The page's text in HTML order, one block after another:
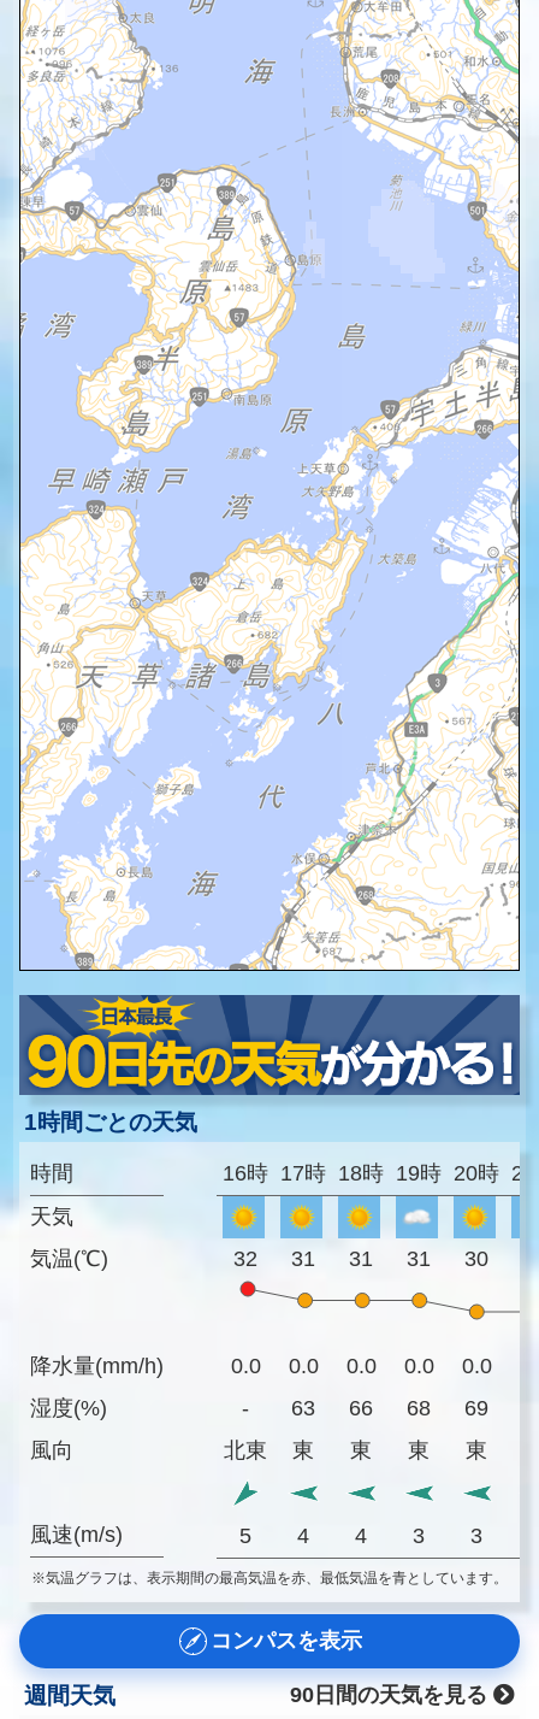
1時間ごとの天気
時間
天気
気温(℃)
降水量(mm/h)
湿度(%)
風向
風速(m/s)
16時 17時 18時 19時 20時
32 31 31 31 30
0.0 0.0 0.0 0.0 0.0
-
63 66 68 69
北東
東 東 東 東
5 4 4 3 3
※気温グラフは、表示期間の最高気温を赤、最低気温を青としています。
コンパスを表示
週間天気
90日間の天気を見る